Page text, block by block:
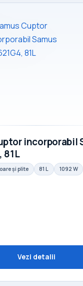
incorporabil
81L
și plite 81 L 1092 W
Vezi detalii